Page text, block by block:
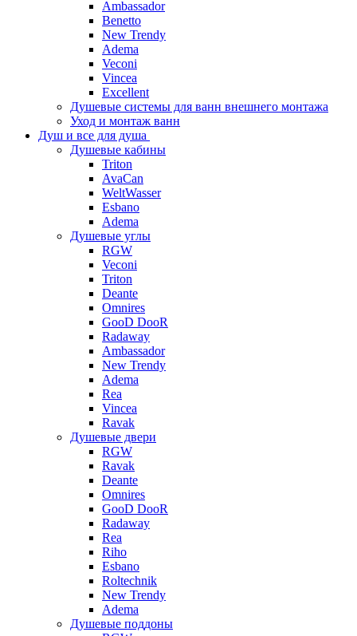
Ambassador
Benetto
New Trendy
Adema
Veconi
Vincea
Excellent
Душевые системы для ванн внешнего монтажа
Уход и монтаж ванн
Душ и все для душа
Душевые кабины
Triton
AvaCan
WeltWasser
Esbano
Adema
Душевые углы
RGW
Veconi
Triton
Deante
Omnires
GooD DooR
Radaway
Ambassador
New Trendy
Adema
Rea
Vincea
Ravak
Душевые двери
RGW
Ravak
Deante
Omnires
GooD DooR
Radaway
Rea
Riho
Esbano
Roltechnik
New Trendy
Adema
Душевые поддоны